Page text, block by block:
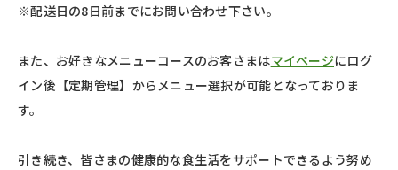
※配送日の8日前までにお問い合わせ下さい。
また、お好きなメニューコースのお客さまはマイページにログ
イン後【定期管理】からメニュー選択が可能となっておりま
す。
引き続き、皆さまの健康的な食生活をサポートできるよう努め